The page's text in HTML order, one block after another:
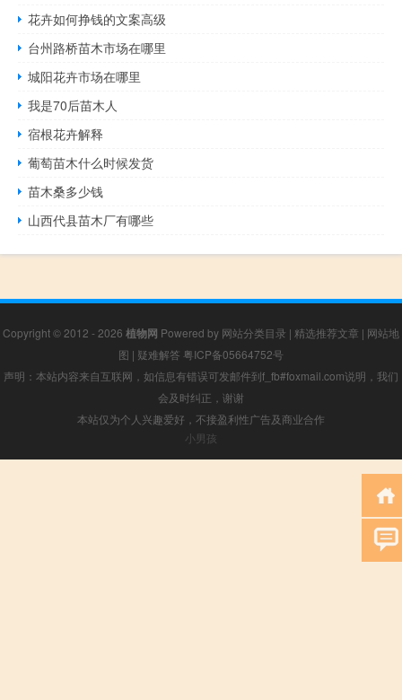
花卉如何挣钱的文案高级
台州路桥苗木市场在哪里
城阳花卉市场在哪里
我是70后苗木人
宿根花卉解释
葡萄苗木什么时候发货
苗木桑多少钱
山西代县苗木厂有哪些
Copyright © 2012 - 2026 植物网 Powered by 网站分类目录 | 精选推荐文章 | 网站地
图 | 疑难解答 粤ICP备05664752号
声明：本站内容来自互联网，如信息有错误可发邮件到f_fb#foxmail.com说明，我们
会及时纠正，谢谢
本站仅为个人兴趣爱好，不接盈利性广告及商业合作
小男孩